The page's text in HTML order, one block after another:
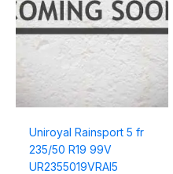
Uniroyal Rainsport 5 fr
235/50 R19 99V
UR2355019VRAI5